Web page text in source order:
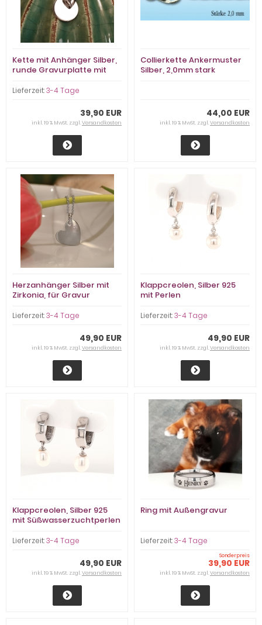
Kette mit Anhänger Silber,
runde Gravurplatte mit
Lieferzeit:3-4 Tage
39,90 EUR
inkl. 19 % MwSt. zzgl.Versandkosten
Collierkette Ankermuster
Silber, 2,0mm stark
44,00 EUR
inkl. 19 % MwSt. zzgl.Versandkosten
Herzanhänger Silber mit
Zirkonia, für Gravur
Lieferzeit:3-4 Tage
49,90 EUR
inkl. 19 % MwSt. zzgl.Versandkosten
Klappcreolen, Silber 925
mit Perlen
Lieferzeit:3-4 Tage
49,90 EUR
inkl. 19 % MwSt. zzgl.Versandkosten
Klappcreolen, Silber 925
mit Süßwasserzuchtperlen
Lieferzeit:3-4 Tage
49,90 EUR
inkl. 19 % MwSt. zzgl.Versandkosten
Ring mit Außengravur
Lieferzeit:3-4 Tage
Sonderpreis
39,90 EUR
inkl. 19 % MwSt. zzgl.Versandkosten